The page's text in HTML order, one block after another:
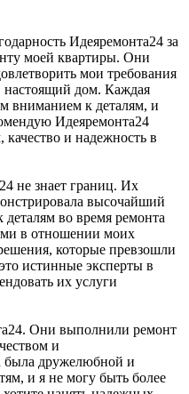
Идеяремонта24 за
моей квартиры. Они
мои требования
настоящий дом. Каждая
вниманием к деталям, и
Идеяремонта24
и надежность в
не знает границ. Их
высочайший
во время ремонта
в отношении моих
которые превзошли
истинные эксперты в
их услуги
Они выполнили ремонт
и
была дружелюбной и
и я не могу быть более